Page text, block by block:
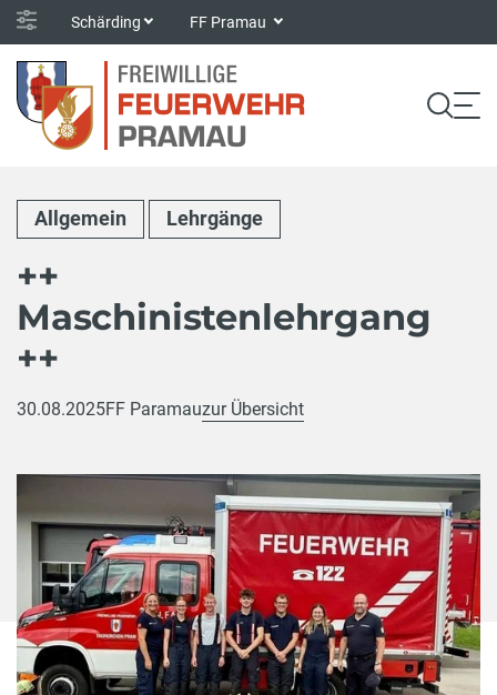
Schärding FF Pramau
Allgemein Lehrgänge
++
Maschinistenlehrgang
++
30.08.2025FF Paramauzur Übersicht